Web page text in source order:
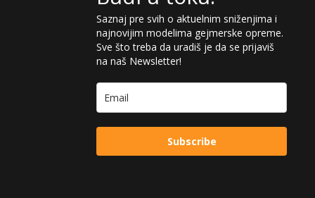
Saznaj pre svih o aktuelnim sniženjima i
najnovijim modelima gejmerske opreme.
Sve što treba da uradiš je da se prijaviš
na naš Newsletter!
Subscribe